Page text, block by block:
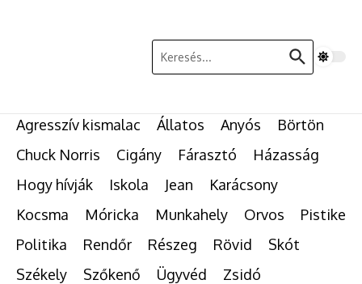
Keresés:
Agresszív kismalac Állatos Anyós
Börtön
Chuck Norris
Cigány Fárasztó
Házasság
Hogy hívják
Iskola Jean
Karácsony
Kocsma
Móricka Munkahely Orvos
Pistike
Politika
Rendőr Részeg Rövid
Skót
Székely
Szőkenő Ügyvéd
Zsidó